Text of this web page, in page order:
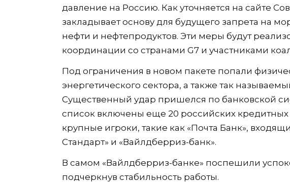
давление на Россию. Как уточняется на сайте
закладывает основу для будущего запрета на
нефти и нефтепродуктов. Эти меры будут
координации со странами G7 и участниками
Под ограничения в новом пакете попали
энергетического сектора, а также так
Существенный удар пришелся по банковской
список включены еще 20 российских
крупные игроки, такие как «Почта Банк»,
Стандарт» и «Вайлдберриз-банк».
В самом «Вайлдберриз-банке» поспешили
подчеркнув стабильность работы.